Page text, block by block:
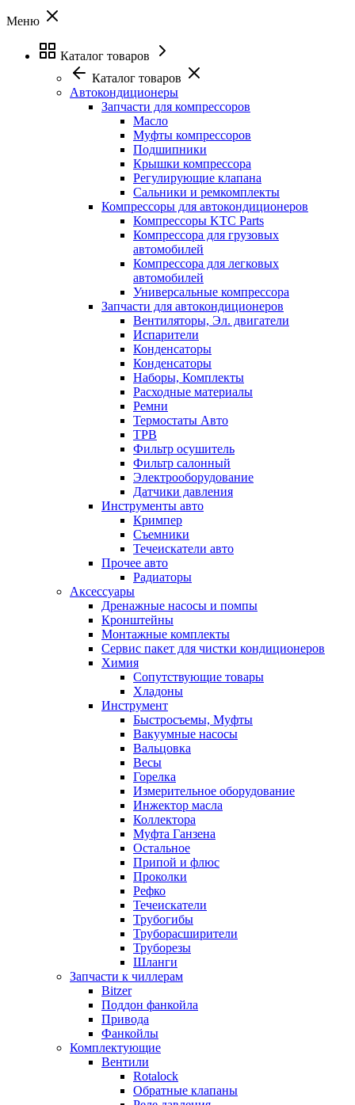
Меню
Каталог товаров
Каталог товаров
Автокондиционеры
Запчасти для компрессоров
Масло
Муфты компрессоров
Подшипники
Крышки компрессора
Регулирующие клапана
Сальники и ремкомплекты
Компрессоры для автокондиционеров
Компрессоры KTC Parts
Компрессора для грузовых
автомобилей
Компрессора для легковых
автомобилей
Универсальные компрессора
Запчасти для автокондиционеров
Вентиляторы, Эл. двигатели
Испарители
Конденсаторы
Конденсаторы
Наборы, Комплекты
Расходные материалы
Ремни
Термостаты Авто
ТРВ
Фильтр осушитель
Фильтр салонный
Электрооборудование
Датчики давления
Инструменты авто
Кримпер
Съемники
Течеискатели авто
Прочее авто
Радиаторы
Аксессуары
Дренажные насосы и помпы
Кронштейны
Монтажные комплекты
Сервис пакет для чистки кондиционеров
Химия
Сопутствующие товары
Хладоны
Инструмент
Быстросъемы, Муфты
Вакуумные насосы
Вальцовка
Весы
Горелка
Измерительное оборудование
Инжектор масла
Коллектора
Муфта Ганзена
Остальное
Припой и флюс
Проколки
Рефко
Течеискатели
Трубогибы
Труборасширители
Труборезы
Шланги
Запчасти к чиллерам
Bitzer
Поддон фанкойла
Привода
Фанкойлы
Комплектующие
Вентили
Rotalock
Обратные клапаны